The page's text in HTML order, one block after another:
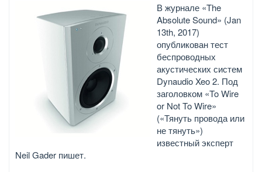
В журнале «The
Absolute Sound» (Jan
13th, 2017)
опубликован тест
беспроводных
акустических систем
Dynaudio Xeo 2. Под
заголовком «To Wire
or Not To Wire»
(«Тянуть провода или
не тянуть»)
известный эксперт
Neil Gader пишет.